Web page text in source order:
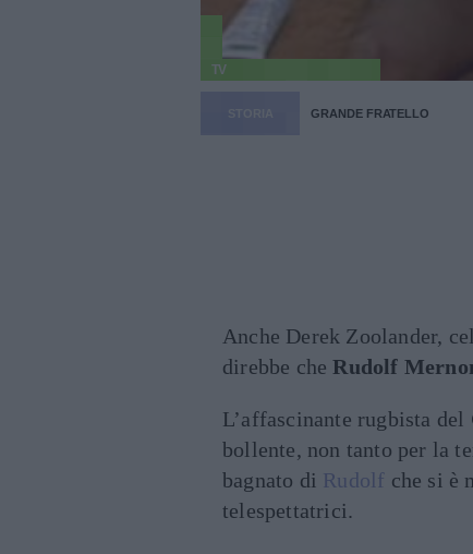
TV
GRANDE FRATELLO
Anche Derek Zoolander,
direbbe cheRudolf
L’affascinante rugbista del
bollente, non tanto per la
bagnato di Rudolf che si è
telespettatrici.